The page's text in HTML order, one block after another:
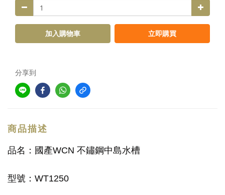
加入購物車 立即購買
分享到
商品描述
品名： 國產WCN 不鏽鋼中島水槽
型號：WT1250